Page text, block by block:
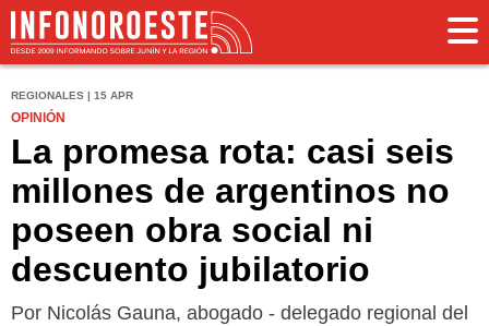
REGIONALES | 15 APR
OPINIÓN
La promesa rota: casi seis
millones de argentinos no
poseen obra social ni
descuento jubilatorio
Por Nicolás Gauna, abogado - delegado regional del